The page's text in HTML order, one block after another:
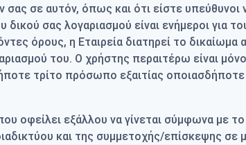
σας σε αυτόν, όπως και ότι είστε
δικού σας λογαριασμού είναι ενήμεροι
όρους, η Εταιρεία διατηρεί το
του. Ο χρήστης περαιτέρω είναι
τρίτο πρόσωπο εξαιτίας
οφείλει εξάλλου να γίνεται σύμφωνα με
και της συμμετοχής/επίσκεψης σε